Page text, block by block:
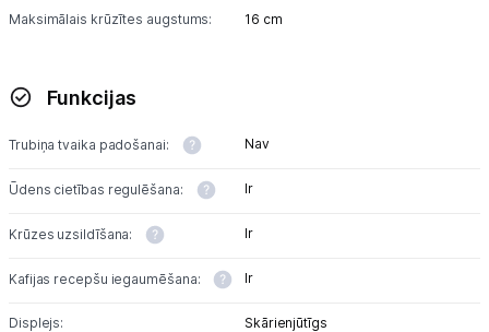
Maksimālais krūzītes augstums: 16 cm
Funkcijas
Trubiņa tvaika padošanai: Nav
Ūdens cietības regulēšana: Ir
Krūzes uzsildīšana: Ir
Kafijas recepšu iegaumēšana: Ir
Displejs: Skārienjūtīgs